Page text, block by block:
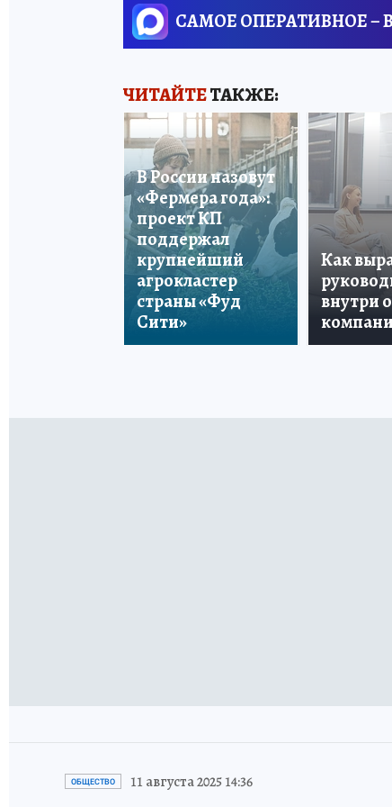
САМОЕ ОПЕРАТИВНОЕ –
ЧИТАЙТЕТАКЖЕ:
В России назовут
«Фермера года»:
проект КП
поддержал
крупнейший
агрокластер
страны «Фуд
Сити»
Как
внутри
ОБЩЕСТВО 11 августа 2025 14:36